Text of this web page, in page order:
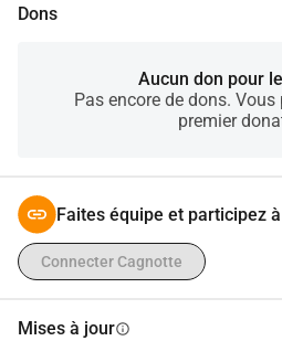
Dons
Aucun don pour
Pas encore de dons.
premier
Faites équipe et participez
Connecter Cagnotte
Mises à jourinfo